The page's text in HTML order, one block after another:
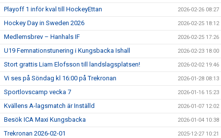
Playoff 1 inför kval till HockeyEttan 2026-02-26 08:27
Hockey Day in Sweden 2026 2026-02-25 18:12
Medlemsbrev – Hanhals IF 2026-02-25 17:26
U19 Femnationstunering i Kungsbacka Ishall 2026-02-23 18:00
Stort grattis Liam Elofsson till landslagsplatsen! 2026-02-02 19:46
Vi ses på Söndag kl 16:00 på Trekronan 2026-01-28 08:13
Sportlovscamp vecka 7 2026-01-16 15:23
Kvällens A-lagsmatch är Inställd 2026-01-07 12:02
Besök ICA Maxi Kungsbacka 2026-01-04 10:38
Trekronan 2026-02-01 2025-12-27 10:21